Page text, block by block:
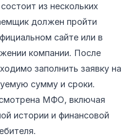
из нескольких
должен пройти
сайте или в
компании. После
заполнить заявку на
сумму и сроки.
МФО, включая
истории и финансовой